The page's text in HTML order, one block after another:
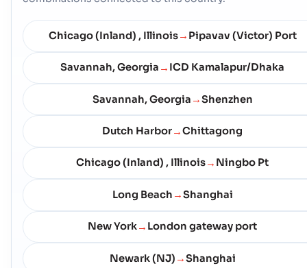
Adress :Calcite (USMI3), United States of America, usa
Postnummer :-
Hamnkod :USMI3
Calumet Harbor
Kusthamnen
Adress :
Calumet Harbor (USOUS), United States of America, usa
Postnummer :
Cambridge (US)
Adress :Cambridge (US), United States of America, usa
Hamnkod :USJHY
Chicago (Inland) , Illinois→ Pipavav (Victor) Port
Savannah, Georgia → ICD Kamalapur/Dhaka
Savannah, Georgia →Shenzhen
Dutch Harbor→Chittagong
Chicago (Inland) , Illinois→ Ningbo Pt
Long Beach →Shanghai
New York→ London gateway port
Newark (NJ) →Shanghai